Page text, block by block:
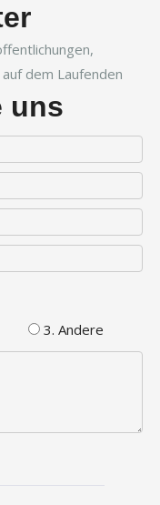
dem Laufenden
uns
3. Andere